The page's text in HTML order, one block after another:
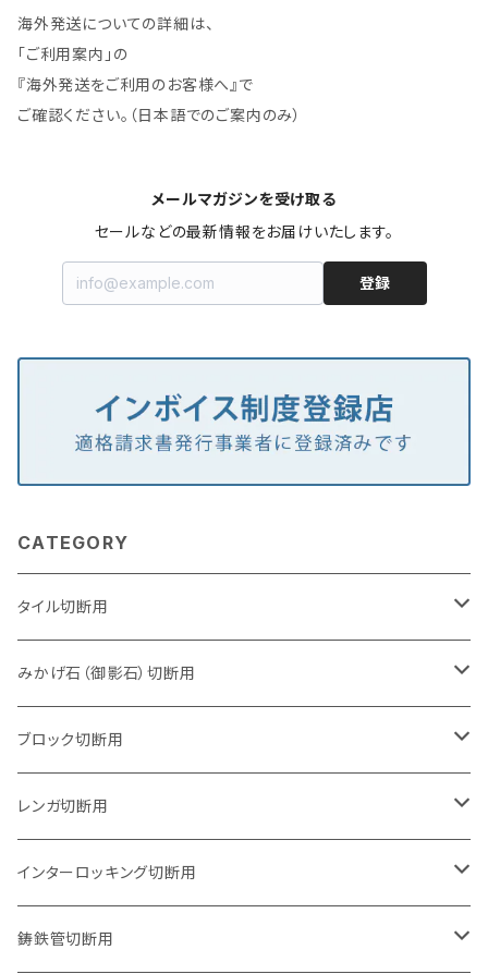
海外発送についての詳細は、
「ご利用案内」の
『海外発送をご利用のお客様へ』で
ご確認ください。（日本語でのご案内のみ）
メールマガジンを受け取る
セールなどの最新情報をお届けいたします。
登録
CATEGORY
タイル切断用
105mm（4インチ）
125mm（5インチ）
グラインダー取付用
石井超硬電動切断機 取付用
みかげ石（御影石）切断用
105mm（4インチ）
セグメントタイプ
セグメントタイプ（ビス穴付き
125mm（5インチ）
セグメントタイプ
セグメントタイプ（ビス穴付き
150mm（6インチ）
セグメントタイプ
180mm（7インチ）
ブロック切断用
105mm（4インチ）
セグメントタイプ
ウェーブタイプ
125mm（5インチ）
セグメントタイプ
150mm（6インチ）
レンガ切断用
105mm（4インチ）
セグメントタイプ
125mm（5インチ）
インターロッキング切断用
105mm（4インチ）
鋳鉄管切断用